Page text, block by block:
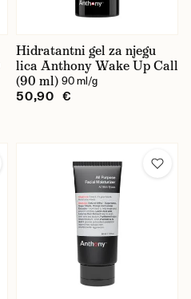
Hidratantni gel za njegu
lica Anthony Wake Up Call
(90 ml) 90 ml/g
50,90 €